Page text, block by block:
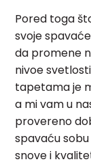
Pored toga
svoje
da promene
nivoe
tapetama je
a mi vam u
provereno
spavaću
snove i